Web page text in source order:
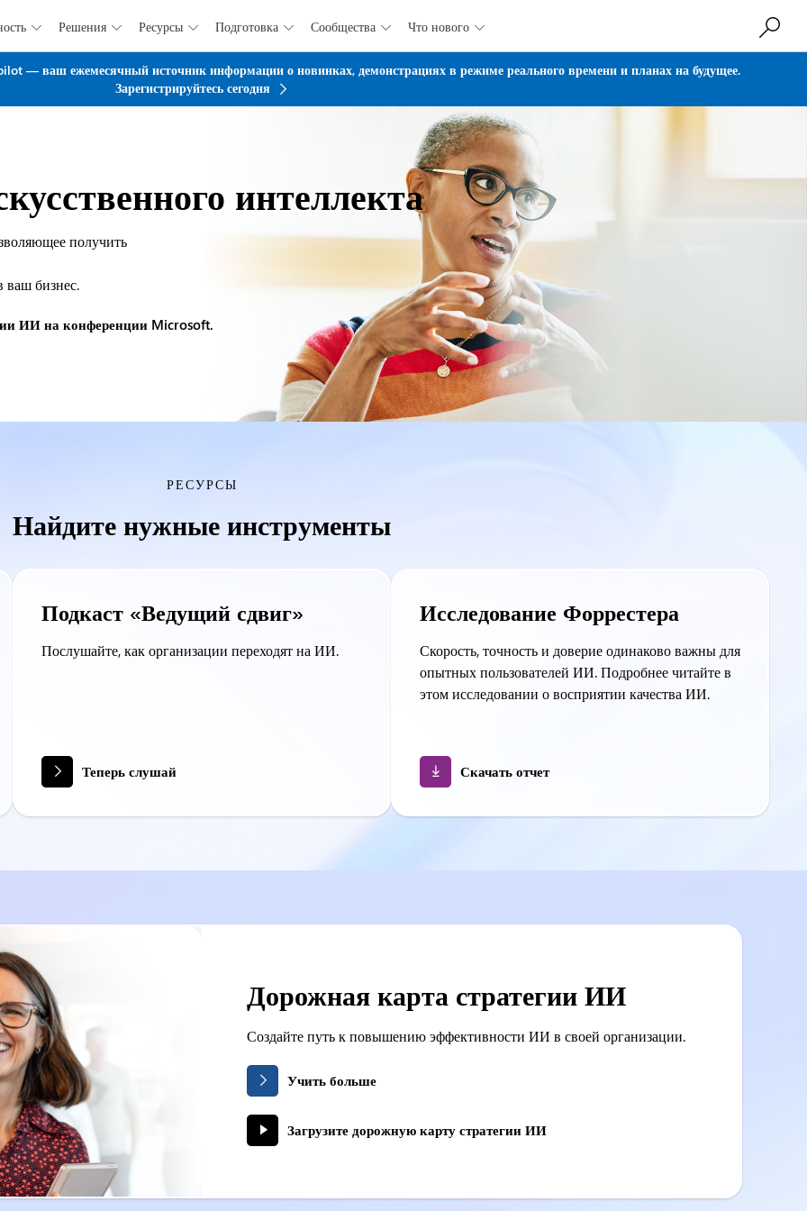
Перейти к основному содержанию
 Решения  Ресурсы  Подготовка  Сообщества  Что нового 
— ваш ежемесячный источник информации о новинках, демонстрациях в режиме реального времени и планах на будущее.
Зарегистрируйтесь сегодня
интеллекта
получить
ваш бизнес.
ИИ на конференции Microsoft.
РЕСУРСЫ
Найдите нужные инструменты
Подкаст «Ведущий сдвиг»
Послушайте, как организации переходят на ИИ.
Теперь слушай
Исследование Форрестера
Скорость, точность и доверие одинаково важны для
опытных пользователей ИИ. Подробнее читайте в
этом исследовании о восприятии качества ИИ.
Скачать отчет
Дорожная карта стратегии ИИ
Создайте путь к повышению эффективности ИИ в своей организации.
Учить больше
Загрузите дорожную карту стратегии ИИ